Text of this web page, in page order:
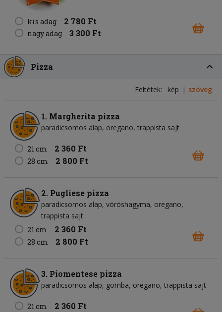
kis adag 2 780 Ft
nagy adag 3 300 Ft
Pizza
Feltétek: kép szöveg
1. Margherita pizza
paradicsomos alap oregano trappista sajt
21 cm 2 360 Ft
28 cm 2 800 Ft
2. Pugliese pizza
paradicsomos alap vöröshagyma oregano
trappista sajt
21 cm
2 360 Ft
28 cm 2 800 Ft
3. Piomentese pizza
paradicsomos alap gomba oregano trappista sajt
21 cm 2 360 Ft